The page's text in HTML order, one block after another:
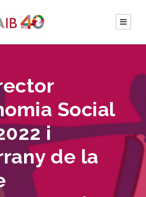
Social
i
de la